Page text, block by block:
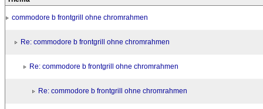
commodore b frontgrill ohne chromrahmen
Re: commodore b frontgrill ohne chromrahmen
Re: commodore b frontgrill ohne chromrahmen
Re: commodore b frontgrill ohne chromrahmen